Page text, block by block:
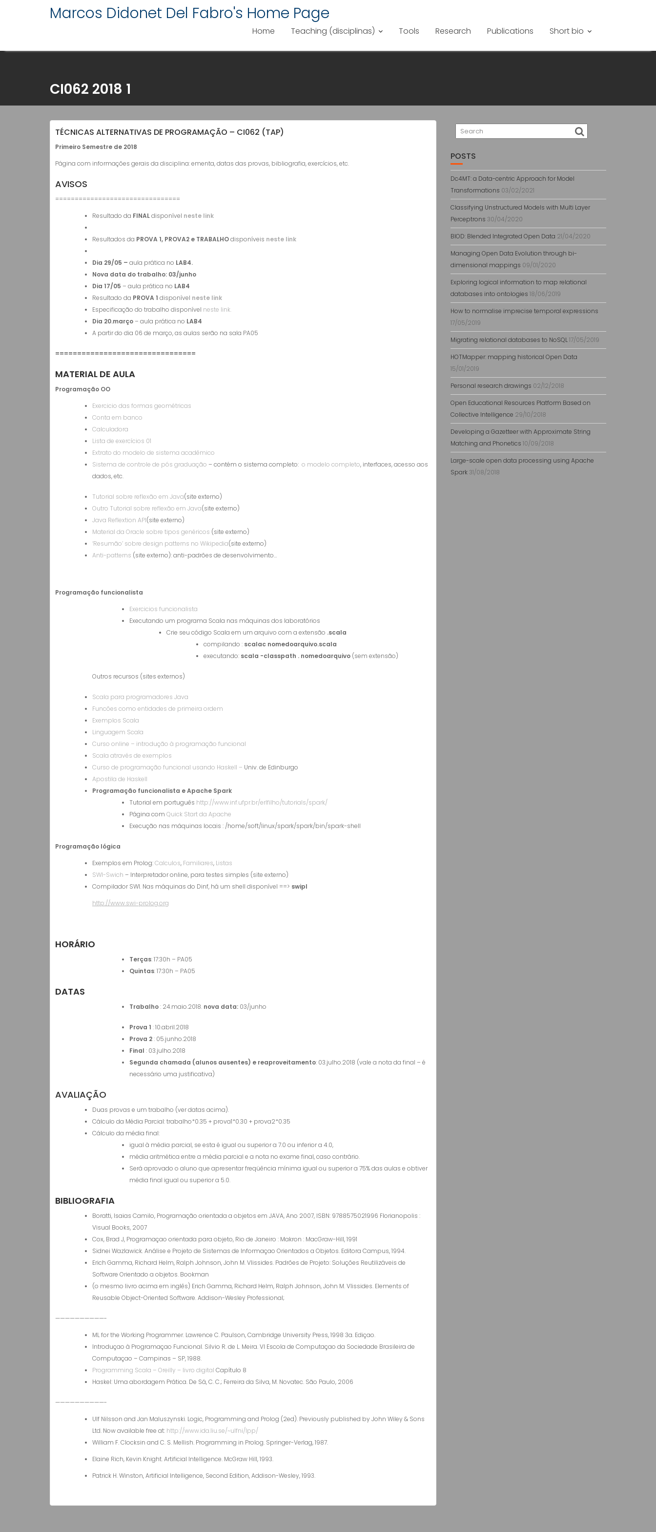
Marcos Didonet Del Fabro's Home Page
Home Teaching (disciplinas) Tools Research Publications Short bio
CI062 2018 1
TÉCNICAS ALTERNATIVAS DE PROGRAMAÇÃO – CI062 (TAP)
Primeiro Semestre de 2018
Página com informações gerais da disciplina: ementa, datas das provas, bibliografia, exercícios, etc.
AVISOS
================================
Resultado da FINALdisponível neste link
Resultados da PROVA 1, PROVA2 e TRABALHOdisponíveis neste link
Dia 29/05 – aula prática no LAB4.
Nova data do trabalho: 03/junho
Dia 17/05 – aula prática no LAB4
Resultado da PROVA 1 disponível neste link
Especificação do trabalho disponível neste link.
Dia 20.março– aula prática no LAB4
A partir do dia 06 de março, as aulas serão na sala PA05
================================
MATERIAL DE AULA
Programação OO
Exercicio das formas geométricas
Conta em banco
Calculadora
Lista de exercícios 01
Extrato do modelo de sistema acadêmico
Sistema de controle de pós graduação – contém o sistema completo: o modelo completo, interfaces, acesso aos
dados, etc.
Tutorial sobre reflexão em Java(site externo)
Outro Tutorial sobre reflexão em Java(site externo)
Java Reflextion API(site externo)
Material da Oracle sobre tipos genéricos (site externo)
‘Resumão’ sobre design patterns no Wikipedia(site externo)
Anti-patterns (site externo): anti-padrões de desenvolvimento…
Programação funcionalista
Exercicios funcionalista
Executando um programa Scala nas máquinas dos laboratórios
Crie seu código Scala em um arquivo com a extensão .scala
compilando : scalac nomedoarquivo.scala
executando: scala -classpath . nomedoarquivo (sem extensão)
Outros recursos (sites externos)
Scala para programadores Java
Funcões como entidades de primeira ordem
Exemplos Scala
Linguagem Scala
Curso online – introdução à programação funcional
Scala através de exemplos
Curso de programação funcional usando Haskell – Univ. de Edinburgo
Apostila de Haskell
Programação funcionalista e Apache Spark
Tutorial em português http://www.inf.ufpr.br/erlfilho/tutorials/spark/
Página com Quick Start da Apache
Execução nas máquinas locais : /home/soft/linux/spark/spark/bin/spark-shell
Programação lógica
Exemplos em Prolog:Calculos, Familiares, Listas
SWI-Swich – Interpretador online, para testes simples (site externo)
Compilador SWI. Nas máquinas do Dinf, há um shell disponível ==> swipl
http://www.swi-prolog.org
HORÁRIO
Terças: 17:30h – PA05
Quintas: 17:30h – PA05
DATAS
Trabalho: 24.maio.2018. nova data: 03/junho
Prova 1 : 10.abril.2018
Prova 2: 05.junho.2018
Final : 03.julho.2018
Segunda chamada (alunos ausentes) e reaproveitamento: 03.julho.2018 (vale a nota da final – é
necessário uma justificativa)
AVALIAÇÃO
Duas provas e um trabalho (ver datas acima).
Cálculo da Média Parcial: trabalho*0.35 + prova1*0.30 + prova2*0.35
Cálculo da média final:
igual à média parcial, se esta é igual ou superior a 7.0 ou inferior a 4.0,
média aritmética entre a média parcial e a nota no exame final, caso contrário.
Será aprovado o aluno que apresentar freqüência mínima igual ou superior a 75% das aulas e obtiver
média final igual ou superior a 5.0.
BIBLIOGRAFIA
Boratti, Isaias Camilo, Programação orientada a objetos em JAVA, Ano 2007, ISBN: 9788575021996 Florianopolis :
Visual Books, 2007
Cox, Brad J, Programaçao orientada para objeto, Rio de Janeiro : Makron : MacGraw-Hill, 1991
Sidnei Wazlawick. Análise e Projeto de Sistemas de Informaçao Orientados a Objetos. Editora Campus, 1994.
Erich Gamma, Richard Helm, Ralph Johnson, John M. Vlissides. Padrões de Projeto: Soluções Reutilizáveis de
Software Orientado a objetos. Bookman
(o mesmo livro acima em inglês) Erich Gamma, Richard Helm, Ralph Johnson, John M. Vlissides. Elements of
Reusable Object-Oriented Software. Addison-Wesley Professional;
——————————-
ML for the Working Programmer. Lawrence C. Paulson, Cambridge University Press, 1998 3a. Ediçao.
Introduçao à Programaçao Funcional. Silvio R. de L. Meira. VI Escola de Computaçao da Sociedade Brasileira de
Computaçao – Campinas – SP, 1988.
Programming Scala – Oreilly – livro digital Capítulo 8
Haskel: Uma abordagem Prática. De Sá, C. C.; Ferreira da Silva, M. Novatec. São Paulo, 2006
——————————-
Ulf Nilsson and Jan Maluszynski. Logic, Programming and Prolog (2ed). Previously published by John Wiley & Sons
Ltd. Now available free at: http://www.ida.liu.se/~ulfni/lpp/
William F. Clocksin and C. S. Mellish. Programming in Prolog. Springer-Verlag, 1987.
Elaine Rich, Kevin Knight. Artificial Intelligence. McGraw Hill, 1993.
Patrick H. Winston, Artificial Intelligence, Second Edition, Addison-Wesley, 1993.
POSTS
Dc4MT: a Data-centric Approach for Model
Transformations 03/02/2021
Classifying Unstructured Models with Multi Layer
Perceptrons 30/04/2020
BlOD: Blended Integrated Open Data 21/04/2020
Managing Open Data Evolution through bi-
dimensional mappings 09/01/2020
Exploring logical information to map relational
databases into ontologies 18/06/2019
How to normalise imprecise temporal expressions
17/05/2019
Migrating relational databases to NoSQL17/05/2019
HOTMapper: mapping historical Open Data
15/01/2019
Personal research drawings 02/12/2018
Open Educational Resources Platform Based on
Collective Intelligence 29/10/2018
Developing a Gazetteer with Approximate String
Matching and Phonetics 10/09/2018
Large-scale open data processing using Apache
Spark 31/08/2018